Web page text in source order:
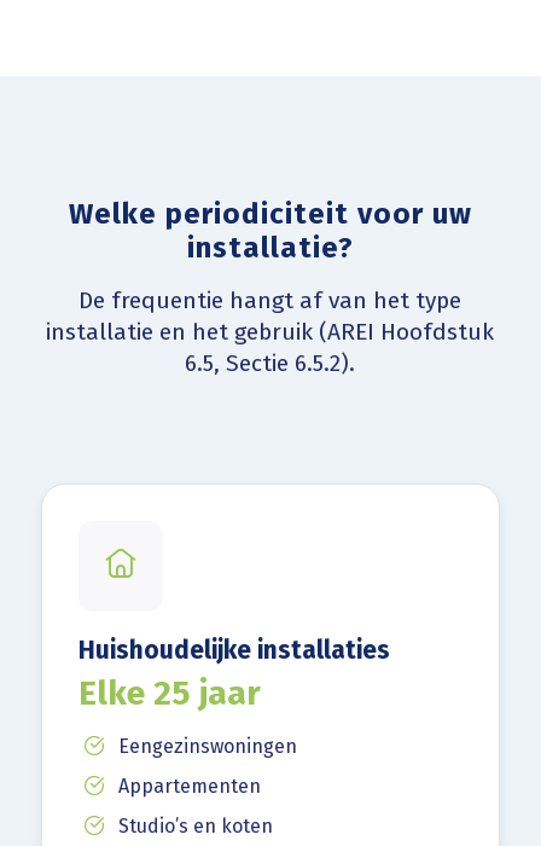
Welke periodiciteit voor uw
installatie?
De frequentie hangt af van het type
installatie en het gebruik (AREI Hoofdstuk
6.5, Sectie 6.5.2).
Huishoudelijke installaties
Elke 25 jaar
Eengezinswoningen
Appartementen
Studio’s en koten